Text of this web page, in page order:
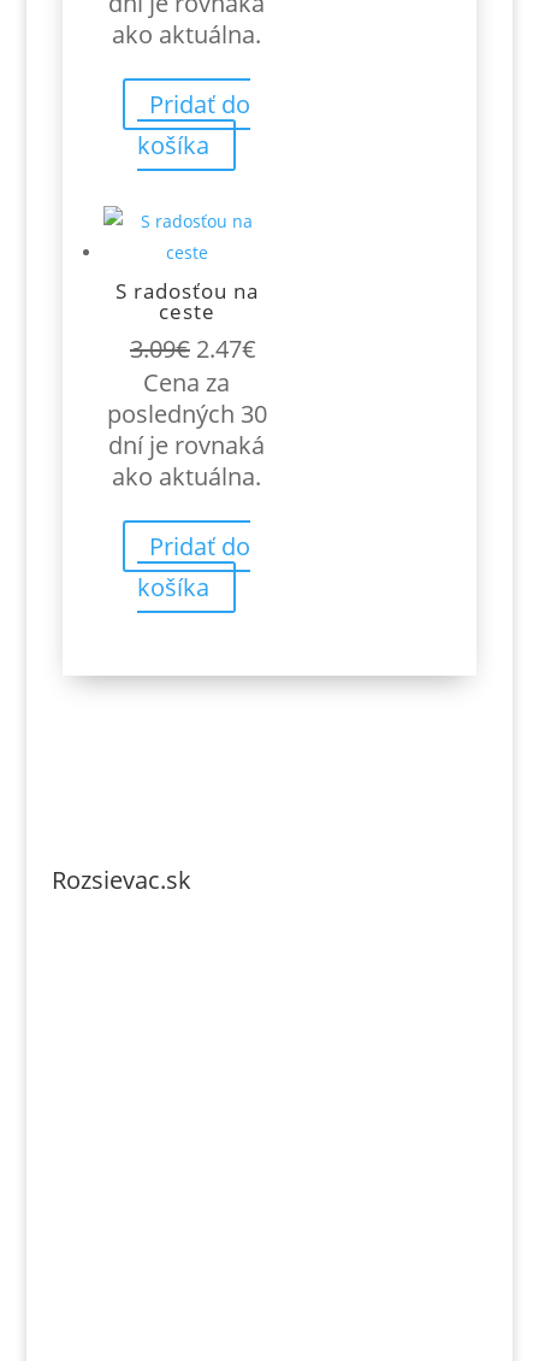
ako aktuálna.
Pridať do
košíka
S radosťou na
ceste
3.09€ Pôvodná
cena
bola:
3.09€.
2.47€Aktuálna
je:
2.47€.
Cena za
posledných 30
dní je rovnaká
ako aktuálna.
Pridať do
košíka
Rozsievac.sk